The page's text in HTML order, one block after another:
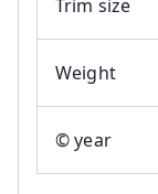
Trim size
Weight
© year